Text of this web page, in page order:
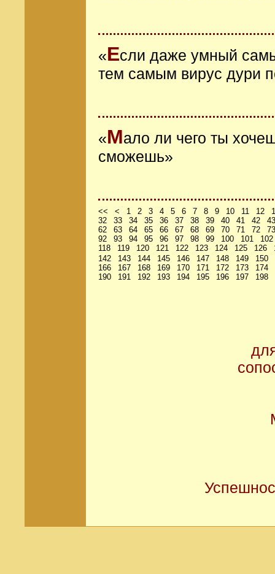
«Если даже умный
тем самым вирус дури
«Мало ли чего ты
сможешь»
<< < 1 2 3 4 5 6 7 8 9 10 11 12
32
33 34 35 36 37 38 39 40 41 42
43
62
63 64 65 66 67 68 69 70 71 72
73
92
93 94 95 96 97 98 99 100 101
102
118
119 120 121 122 123 124 125 126
142
143 144 145 146 147 148 149
150
166
167 168 169 170 171 172 173
174
190
191 192 193 194 195 196 197 198